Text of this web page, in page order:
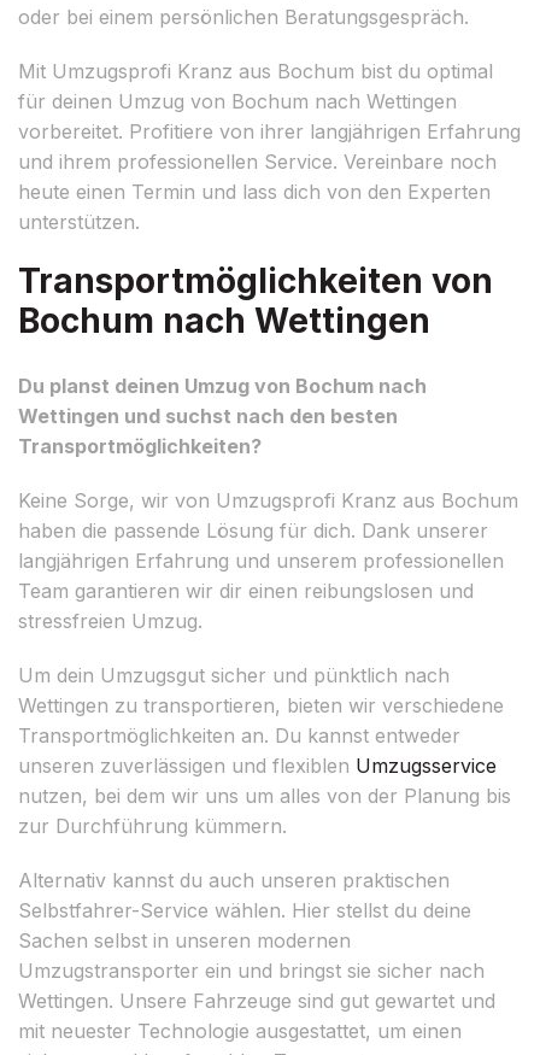
oder bei einem persönlichen Beratungsgespräch.
Mit Umzugsprofi Kranz aus Bochum bist du optimal
für deinen Umzug von Bochum nach Wettingen
vorbereitet. Profitiere von ihrer langjährigen Erfahrung
und ihrem professionellen Service. Vereinbare noch
heute einen Termin und lass dich von den Experten
unterstützen.
Transportmöglichkeiten von
Bochum nach Wettingen
Du planst deinen Umzug von Bochum nach
Wettingen und suchst nach den besten
Transportmöglichkeiten?
Keine Sorge, wir von Umzugsprofi Kranz aus Bochum
haben die passende Lösung für dich. Dank unserer
langjährigen Erfahrung und unserem professionellen
Team garantieren wir dir einen reibungslosen und
stressfreien Umzug.
Um dein Umzugsgut sicher und pünktlich nach
Wettingen zu transportieren, bieten wir verschiedene
Transportmöglichkeiten an. Du kannst entweder
unseren zuverlässigen und flexiblen Umzugsservice
nutzen, bei dem wir uns um alles von der Planung bis
zur Durchführung kümmern.
Alternativ kannst du auch unseren praktischen
Selbstfahrer-Service wählen. Hier stellst du deine
Sachen selbst in unseren modernen
Umzugstransporter ein und bringst sie sicher nach
Wettingen. Unsere Fahrzeuge sind gut gewartet und
mit neuester Technologie ausgestattet, um einen